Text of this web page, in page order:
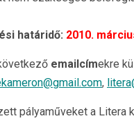
határidő: 2010.
emailcímekre
,
pályaműveket a Litera